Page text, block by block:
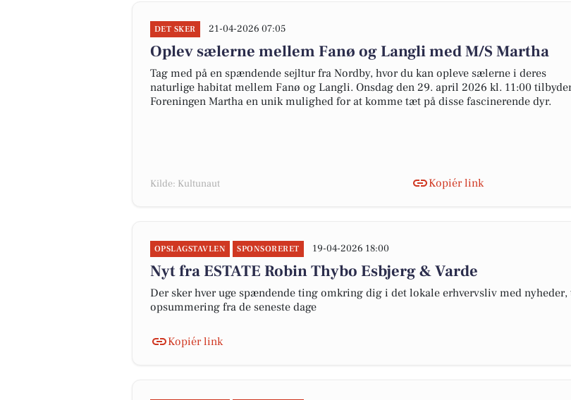
DET SKER 21-04-2026 07:05
Oplev sælerne mellem Fanø og Langli med M/S Martha
Tag med på en spændende sejltur fra Nordby, hvor du kan opleve sælerne i deres
naturlige habitat mellem Fanø og Langli. Onsdag den 29. april 2026 kl. 11:00
Foreningen Martha en unik mulighed for at komme tæt på disse fascinerende dyr.
Kilde: Kultunaut Kopiér link
OPSLAGSTAVLEN SPONSORERET 19-04-2026 18:00
Nyt fra ESTATE Robin Thybo Esbjerg & Varde
Der sker hver uge spændende ting omkring dig i det lokale erhvervsliv med
opsummering fra de seneste dage
Kopiér link